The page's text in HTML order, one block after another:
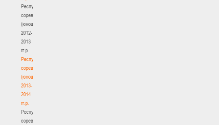
Республиканские
соревнования
(юноши)
2012-
2013
гг.р.
Республиканские
соревнования
(юноши)
2013-
2014
гг.р.
Республиканские
соревнования